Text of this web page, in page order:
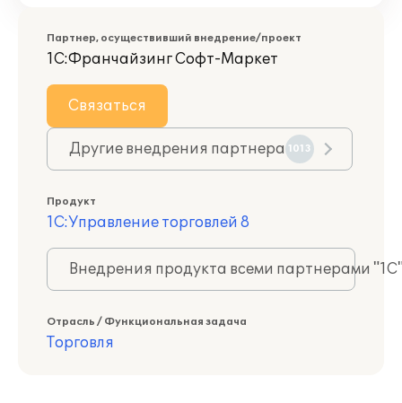
Партнер, осуществивший внедрение/проект
1С:Франчайзинг Софт-Маркет
Связаться
Другие внедрения партнера 1013
Продукт
1С:Управление торговлей 8
Внедрения продукта всеми партнерами
Отрасль / Функциональная задача
Торговля